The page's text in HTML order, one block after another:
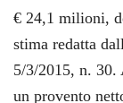
€ 24,1 milioni,
stima redatta
5/3/2015, n. 30.
un provento